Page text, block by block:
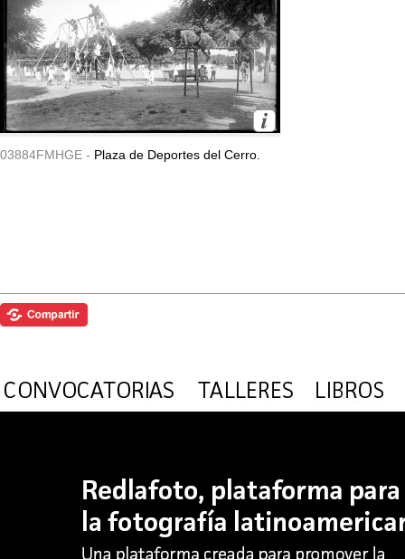
03884FMHGE - Plaza de Deportes del Cerro.